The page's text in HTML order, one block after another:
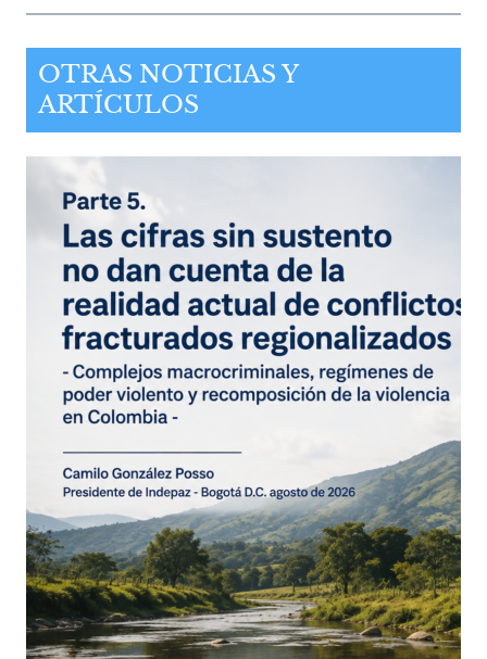
OTRAS NOTICIAS Y
ARTÍCULOS